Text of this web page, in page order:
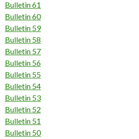
Bulletin 61
Bulletin 60
Bulletin 59
Bulletin 58
Bulletin 57
Bulletin 56
Bulletin 55
Bulletin 54
Bulletin 53
Bulletin 52
Bulletin 51
Bulletin 50